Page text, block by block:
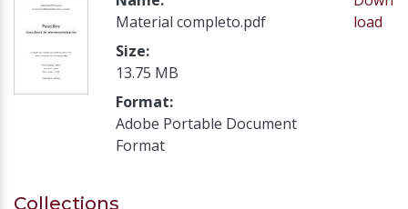
Material completo.pdf
Size:
13.75 MB
Format:
Adobe Portable Document
Format
load
Collections